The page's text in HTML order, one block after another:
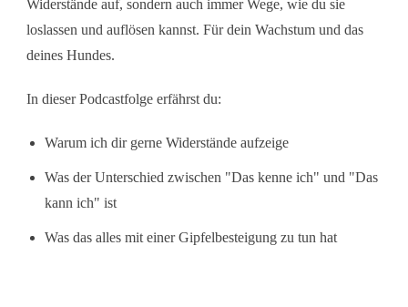
Widerstände auf, sondern auch immer Wege, wie du sie
loslassen und auflösen kannst. Für dein Wachstum und das
deines Hundes.
In dieser Podcastfolge erfährst du:
Warum ich dir gerne Widerstände aufzeige
Was der Unterschied zwischen "Das kenne ich" und "Das
kann ich" ist
Was das alles mit einer Gipfelbesteigung zu tun hat